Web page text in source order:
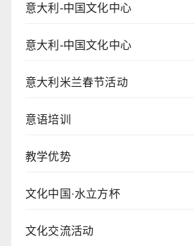
意大利-中国文化中心
意大利-中国文化中心
意大利米兰春节活动
意语培训
教学优势
文化中国·水立方杯
文化交流活动